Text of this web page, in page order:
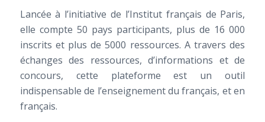
Lancée à l’initiative de l’Institut français de Paris,
elle compte 50 pays participants, plus de 16 000
inscrits et plus de 5000 ressources. A travers des
échanges des ressources, d’informations et de
concours, cette plateforme est un outil
indispensable de l’enseignement du français, et en
français.